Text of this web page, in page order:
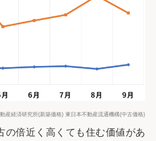
産経済研究所(新築価格) 東日本不動産流通機構(中古価格)
の倍近く高くても住む価値があ